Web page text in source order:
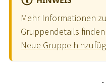
Mehr Informationen
Gruppendetails
Neue Gruppe